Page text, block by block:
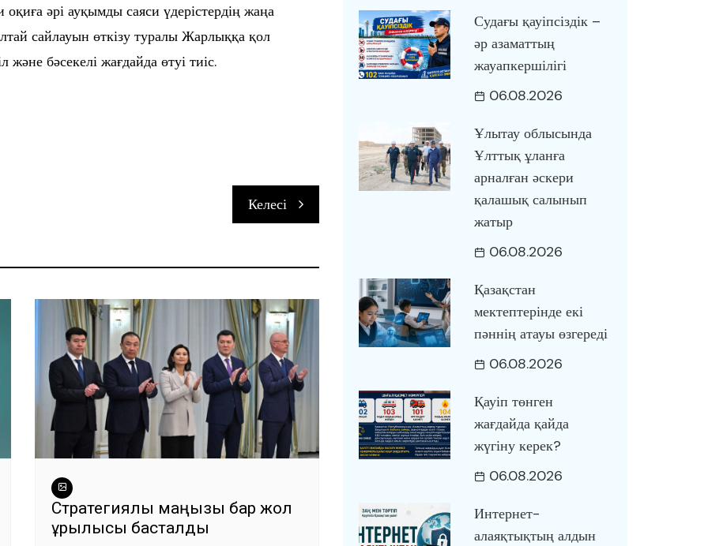
әрі ауқымды саяси үдерістердің жаңа
сайлауын өткізу туралы Жарлыққа қол
бәсекелі жағдайда өтуі тиіс.
Келесі
Стратегиялық маңызы бар жол
құрылысы басталды
Судағы қауіпсіздік –
әр азаматтың
жауапкершілігі
06.08.2026
Ұлытау облысында
Ұлттық ұланға
арналған әскери
қалашық салынып
жатыр
06.08.2026
Қазақстан
мектептерінде екі
пәннің атауы өзгереді
06.08.2026
Қауіп төнген
жағдайда қайда
жүгіну керек?
06.08.2026
Интернет-
алаяқтықтың алдын